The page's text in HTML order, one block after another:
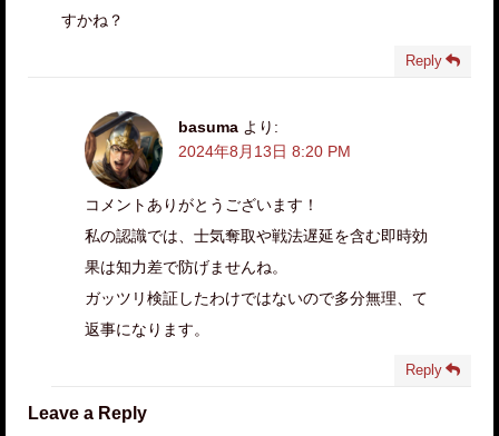
すかね？
Reply
basuma より:
2024年8月13日 8:20 PM
コメントありがとうございます！
私の認識では、士気奪取や戦法遅延を含む即時効
果は知力差で防げませんね。
ガッツリ検証したわけではないので多分無理、て
返事になります。
Reply
Leave a Reply